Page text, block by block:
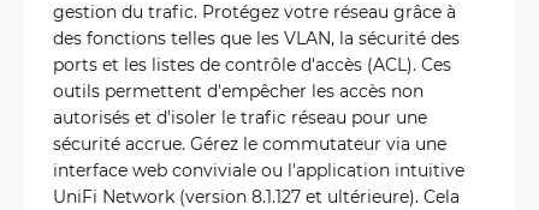
gestion du trafic. Protégez votre réseau grâce à
des fonctions telles que les VLAN, la sécurité des
ports et les listes de contrôle d'accès (ACL). Ces
outils permettent d'empêcher les accès non
autorisés et d'isoler le trafic réseau pour une
sécurité accrue. Gérez le commutateur via une
interface web conviviale ou l'application intuitive
UniFi Network (version 8.1.127 et ultérieure). Cela